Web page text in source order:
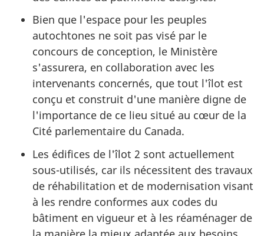
Bien que l'espace pour les peuples
autochtones ne soit pas visé par le
concours de conception, le Ministère
s'assurera, en collaboration avec les
intervenants concernés, que tout l'îlot est
conçu et construit d'une manière digne de
l'importance de ce lieu situé au cœur de la
Cité parlementaire du Canada.
Les édifices de l'îlot 2 sont actuellement
sous-utilisés, car ils nécessitent des travaux
de réhabilitation et de modernisation visant
à les rendre conformes aux codes du
bâtiment en vigueur et à les réaménager de